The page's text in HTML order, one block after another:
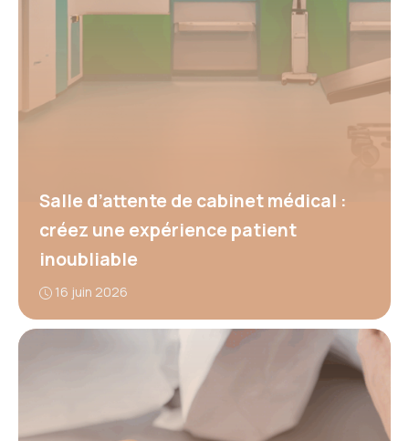
Salle d’attente de cabinet médical :
créez une expérience patient
inoubliable
16 juin 2026